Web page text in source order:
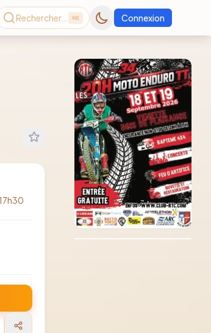
Rechercher… ⌘K Connexion
Consultez le dernier
magazine en ligne
Août2026